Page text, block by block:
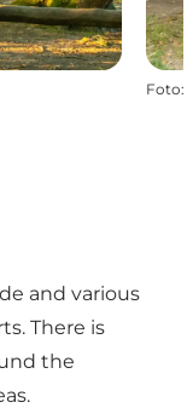
Foto:
and various
There is
the